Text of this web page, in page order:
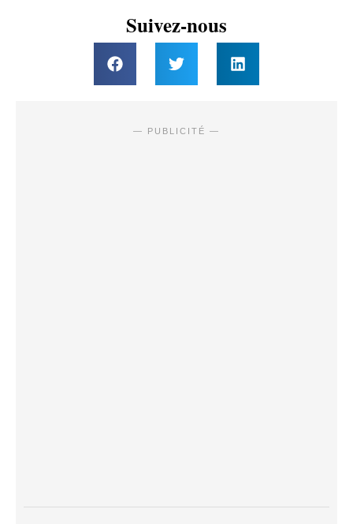
Suivez-nous
— PUBLICITÉ —